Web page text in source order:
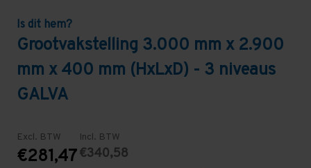
Is dit hem?
Grootvakstelling 3.000 mm x 2.900
mm x 400 mm (HxLxD) - 3 niveaus
GALVA
Excl. BTW
€281,47
Incl. BTW
€340,58